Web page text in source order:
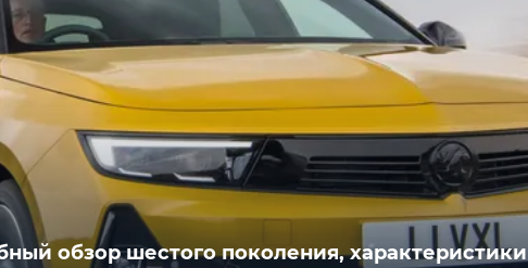
обзор шестого поколения,